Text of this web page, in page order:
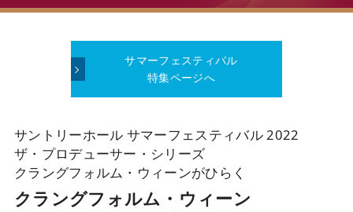
サマーフェスティバル
特集ページへ
サントリーホール サマーフェスティバル 2022
ザ・プロデューサー・シリーズ
クラングフォルム・ウィーンがひらく
クラングフォルム・ウィーン